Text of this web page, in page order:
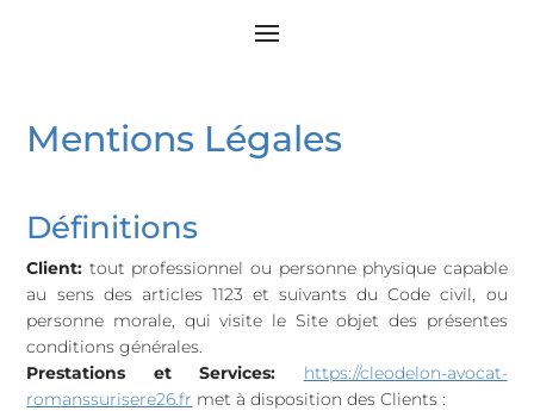
Mentions Légales
Définitions
Client: tout professionnel ou personne physique capable
au sens des articles 1123 et suivants du Code civil, ou
personne morale, qui visite le Site objet des présentes
conditions générales.
Prestations et Services:
https://cleodelon-avocat-
romanssurisere26.fr met à disposition des Clients :